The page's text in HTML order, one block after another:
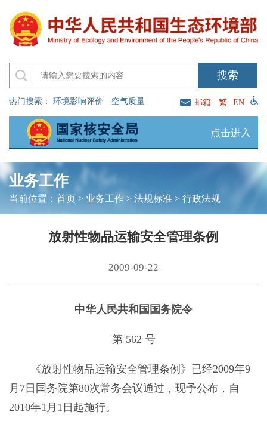
热门搜索： 环境影响评价 空气质量 邮箱 繁 EN
点击进入
业务工作
当前位置： 首页> 业务工作> 法规标准> 行政法规
放射性物品运输安全管理条例
2009-09-22
中华人民共和国国务院令
第 562 号
《放射性物品运输安全管理条例》已经2009年9
月7日国务院第80次常务会议通过，现予公布，自
2010年1月1日起施行。